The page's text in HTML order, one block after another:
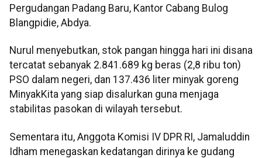
Pergudangan Padang Baru, Kantor Cabang Bulog
Blangpidie, Abdya.
Nurul menyebutkan, stok pangan hingga hari ini disana
tercatat sebanyak 2.841.689 kg beras (2,8 ribu ton)
PSO dalam negeri, dan 137.436 liter minyak goreng
MinyakKita yang siap disalurkan guna menjaga
stabilitas pasokan di wilayah tersebut.
Sementara itu, Anggota Komisi IV DPR RI, Jamaluddin
Idham menegaskan kedatangan dirinya ke gudang